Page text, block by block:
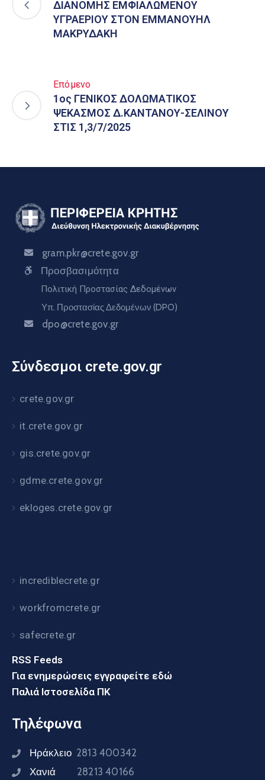
ΔΙΑΝΟΜΗΣ ΕΜΦΙΑΛΩΜΕΝΟΥ
ΥΓΡΑΕΡΙΟΥ ΣΤΟΝ ΕΜΜΑΝΟΥΗΛ
ΜΑΚΡΥΔΑΚΗ
Επόμενο
1ος ΓΕΝΙΚΟΣ ΔΟΛΩΜΑΤΙΚΟΣ
ΨΕΚΑΣΜΟΣ Δ.ΚΑΝΤΑΝΟΥ-ΣΕΛΙΝΟΥ
ΣΤΙΣ 1,3/7/2025
gram.pkr@crete.gov.gr
Προσβασιμότητα
Πολιτική Προστασίας Δεδομένων
Υπ. Προστασίας Δεδομένων (DPO)
dpo@crete.gov.gr
Σύνδεσμοι crete.gov.gr
crete.gov.gr
it.crete.gov.gr
gis.crete.gov.gr
gdme.crete.gov.gr
ekloges.crete.gov.gr
incrediblecrete.gr
workfromcrete.gr
safecrete.gr
RSS Feeds
Για ενημερώσεις εγγραφείτε εδώ
Παλιά Ιστοσελίδα ΠΚ
Τηλέφωνα
Ηράκλειο 2813 400342
Χανιά 28213 40166